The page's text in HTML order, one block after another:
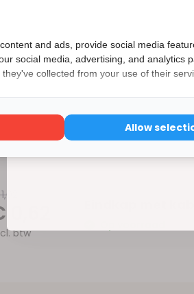
over dit product..
btw
Eindkap met
and ads, provide social media
social media, advertising, and analytics
collected from your use of their
Allow